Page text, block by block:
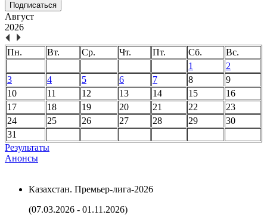
Подписаться
Август
2026
Пн. Вт. Ср. Чт. Пт. Сб.
Вс.
1
2
3
4 5 6 7 8
9
10
11 12 13 14 15
16
17
18 19 20 21 22
23
24
25 26 27 28 29
30
31
Результаты
Анонсы
Казахстан. Премьер-лига-2026
(07.03.2026 - 01.11.2026)